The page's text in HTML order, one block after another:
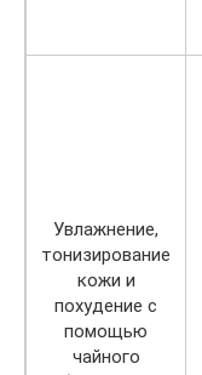
Увлажнение,
тонизирование
кожи и
похудение с
помощью
чайного